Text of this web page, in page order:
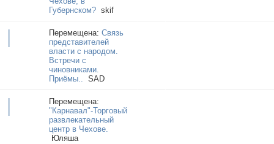
Губернском? skif
Перемещена: Связь
представителей
власти с народом.
Встречи с
чиновниками.
Приёмы.. SAD
Перемещена:
"Карнавал"-Торговый
развлекательный
центр в Чехове.
Юляша